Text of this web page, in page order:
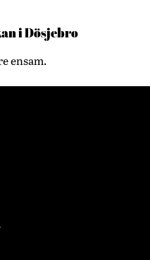
i Dösjebro
ensam.